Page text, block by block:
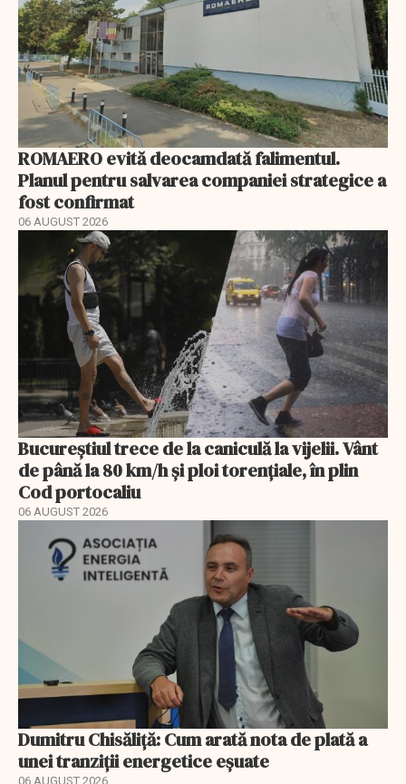
ROMAERO evită deocamdată falimentul.
Planul pentru salvarea companiei strategice a
fost confirmat
06 AUGUST 2026
Bucureștiul trece de la caniculă la vijelii. Vânt
de până la 80 km/h și ploi torențiale, în plin
Cod portocaliu
06 AUGUST 2026
Dumitru Chisăliță: Cum arată nota de plată a
unei tranziții energetice eșuate
06 AUGUST 2026